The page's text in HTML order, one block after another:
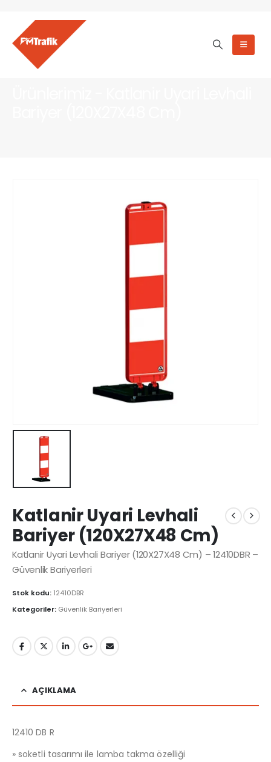
Katlanir Uyari Levhali
Bariyer (120X27X48 Cm)
Katlanir Uyari Levhali Bariyer (120X27X48 Cm) – 12410DBR –
Güvenlik Bariyerleri
Stok kodu: 12410DBR
Kategoriler: Güvenlik Bariyerleri
AÇIKLAMA
12410 DB R
» soketli tasarımı ile lamba takma özelliği